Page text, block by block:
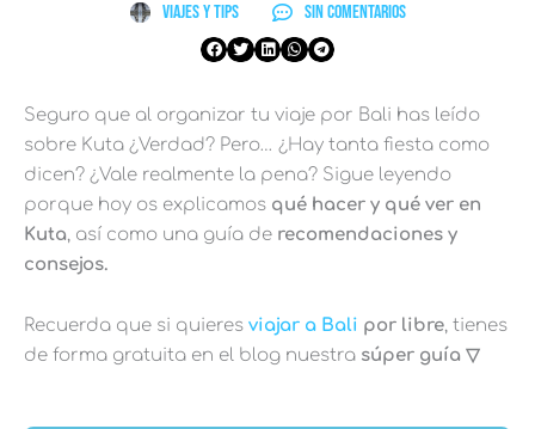
Viajes y Tips Sin comentarios
Seguro que al organizar tu viaje por Bali has leído
sobre Kuta ¿Verdad? Pero… ¿Hay tanta fiesta como
dicen? ¿Vale realmente la pena? Sigue leyendo
porque hoy os explicamos qué hacer y qué ver en
Kuta, así como una guía de recomendaciones y
consejos.
Recuerda que si quieres viajar a Bali por libre, tienes
de forma gratuita en el blog nuestra súper guía ▽